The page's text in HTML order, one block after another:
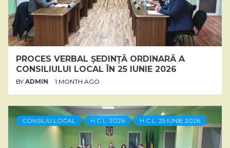
PROCES VERBAL ȘEDINȚĂ ORDINARĂ A
CONSILIULUI LOCAL ÎN 25 IUNIE 2026
BY ADMIN 1 MONTH AGO
CONSILIU LOCAL H.C.L. 2026 H.C.L. 25 IUNIE 2026